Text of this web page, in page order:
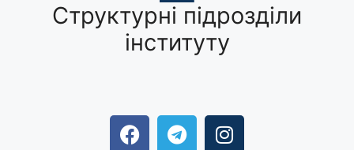
Структурні підрозділи
інституту